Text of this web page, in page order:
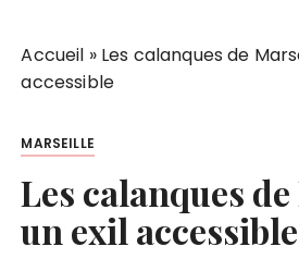
Accueil » Les calanques de
accessible
MARSEILLE
Les calanques
un exil accessible